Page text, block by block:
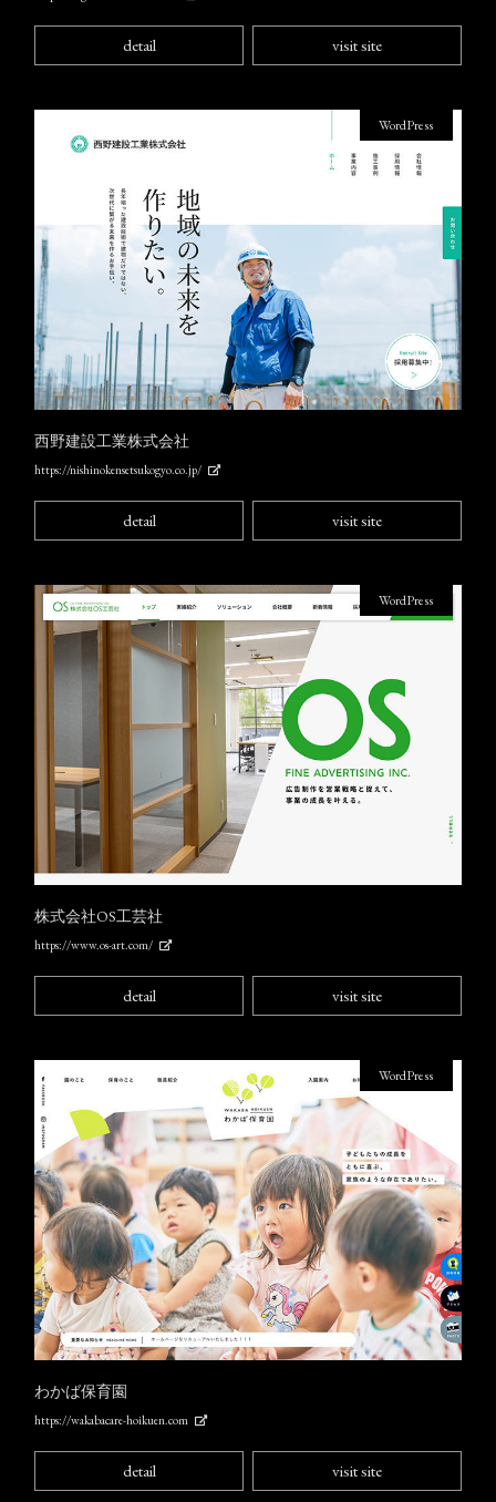
detail visit site
西野建設工業株式会社
https://nishinokensetsukogyo.co.jp/
WordPress
detail visit site
株式会社OS工芸社
https://www.os-art.com/
WordPress
detail visit site
わかば保育園
https://wakabacare-hoikuen.com
WordPress
detail visit site